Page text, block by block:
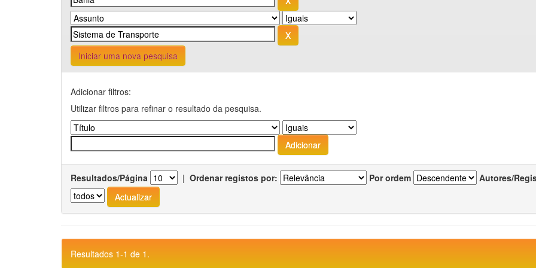
Iniciar uma nova pesquisa
Adicionar filtros:
Utilizar filtros para refinar o resultado da pesquisa.
Resultados/Página | Ordenar registos por: Por ordem Autores/
Resultados 1-1 de 1.